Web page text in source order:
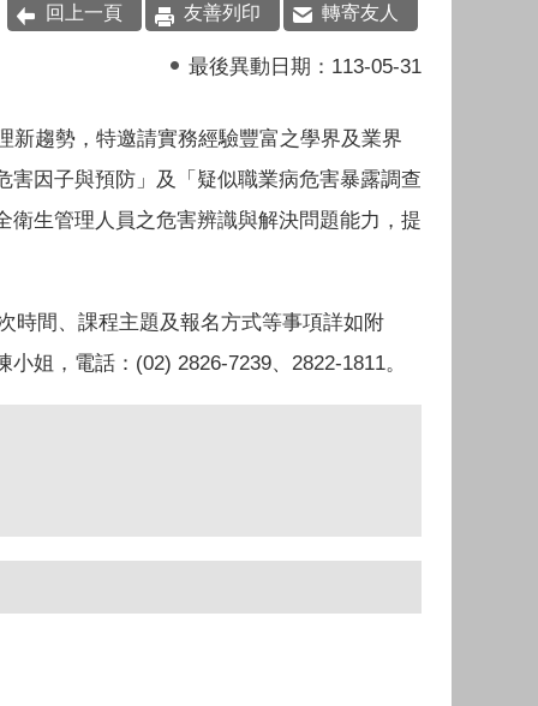
回上一頁 友善列印 轉寄友人
最後異動日期： 113-05-31
趨勢，特邀請實務經驗豐富之學界及業界
因子與預防」及「疑似職業病危害暴露調查
生管理人員之危害辨識與解決問題能力，提
間、課程主題及報名方式等事項詳如附
姐，電話：(02) 2826-7239、2822-1811。